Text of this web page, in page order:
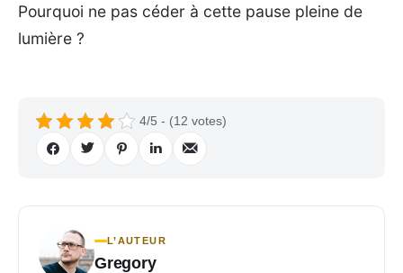
Pourquoi ne pas céder à cette pause pleine de
lumière ?
4/5 - (12 votes)
L’AUTEUR
Gregory